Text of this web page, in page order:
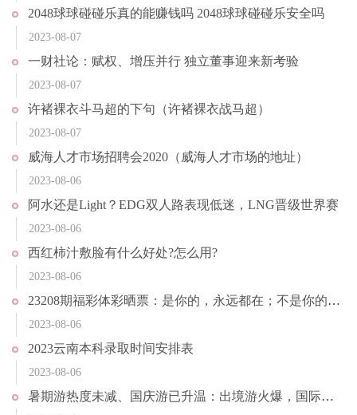
2048球球碰碰乐真的能赚钱吗 2048球球碰碰乐安全吗
2023-08-07
一财社论：赋权、增压并行 独立董事迎来新考验
2023-08-07
许褚裸衣斗马超的下句（许褚裸衣战马超）
2023-08-07
威海人才市场招聘会2020（威海人才市场的地址）
2023-08-06
阿水还是Light？EDG双人路表现低迷，LNG晋级世界赛
2023-08-06
西红柿汁敷脸有什么好处?怎么用?
2023-08-06
23208期福彩体彩晒票：是你的，永远都在；不是你的，强求不来
2023-08-06
2023云南本科录取时间安排表
2023-08-06
暑期游热度未减、国庆游已升温：出境游火爆，国际机票涨幅近200%